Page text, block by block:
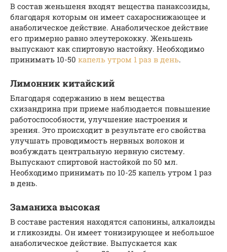
В состав женьшеня входят вещества панаксозиды,
благодаря которым он имеет сахароснижающее и
анаболическое действие. Анаболическое действие
его примерно равно элеутерококку. Женьшень
выпускают как спиртовую настойку. Необходимо
принимать 10-50 капель утром 1 раз в день.
Лимонник китайский
Благодаря содержанию в нем вещества
схизандрина при приеме наблюдается повышение
работоспособности, улучшение настроения и
зрения. Это происходит в результате его свойства
улучшать проводимость нервных волокон и
возбуждать центральную нервную систему.
Выпускают спиртовой настойкой по 50 мл.
Необходимо принимать по 10-25 капель утром 1 раз
в день.
Заманиха высокая
В составе растения находятся сапонины, алкалоиды
и гликозиды. Он имеет тонизирующее и небольшое
анаболическое действие. Выпускается как